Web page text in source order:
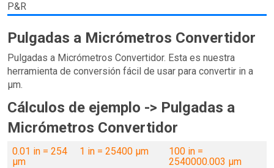
P&R
Pulgadas a Micrómetros Convertidor
Pulgadas a Micrómetros Convertidor. Esta es nuestra
herramienta de conversión fácil de usar para convertir in a
µm.
Cálculos de ejemplo -> Pulgadas a
Micrómetros Convertidor
0.01 in = 254
µm
1 in = 25400 µm
100 in =
2540000.003 µm